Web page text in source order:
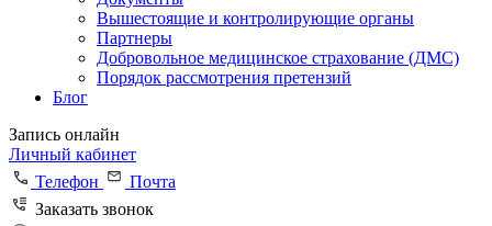
Вышестоящие и контролирующие органы
Партнеры
Добровольное медицинское страхование (ДМС)
Порядок рассмотрения претензий
Блог
Запись онлайн
Личный кабинет
Телефон
Почта
Заказать звонок